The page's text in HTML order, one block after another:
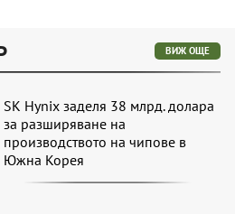
ВИЖ ОЩЕ
SK Hynix заделя 38 млрд. долара
за разширяване на
производството на чипове в
Южна Корея